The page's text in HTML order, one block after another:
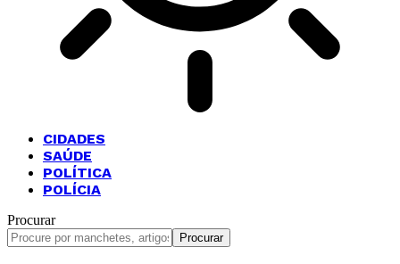
CIDADES
SAÚDE
POLÍTICA
POLÍCIA
Procurar